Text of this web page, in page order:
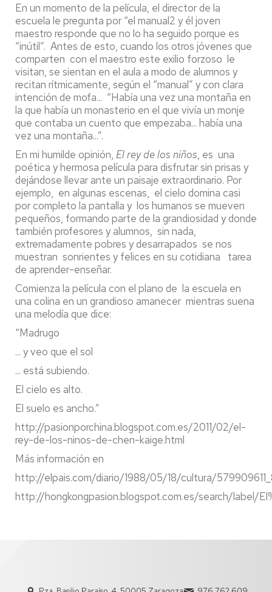
En un momento de la película, el director de la
escuela le pregunta por “el manual2 y él joven
maestro responde que no lo ha seguido porque es
“inútil”. Antes de esto, cuando los otros jóvenes que
comparten con el maestro este exilio forzoso le
visitan, se sientan en el aula a modo de alumnos y
recitan rítmicamente, según el “manual” y con clara
intención de mofa... “Había una vez una montaña en
la que había un monasterio en el que vivía un monje
que contaba un cuento que empezaba... había una
vez una montaña...”.
En mi humilde opinión, El rey de los niños, es una
poética y hermosa película para disfrutar sin prisas y
dejándose llevar ante un paisaje extraordinario. Por
ejemplo, en algunas escenas, el cielo domina casi
por completo la pantalla y los humanos se mueven
pequeños, formando parte de la grandiosidad y donde
también profesores y alumnos, sin nada,
extremadamente pobres y desarrapados se nos
muestran sonrientes y felices en su cotidiana tarea
de aprender-enseñar.
Comienza la película con el plano de la escuela en
una colina en un grandioso amanecer mientras suena
una melodía que dice:
“Madrugo
... y veo que el sol
... está subiendo.
El cielo es alto.
El suelo es ancho.”
http://pasionporchina.blogspot.com.es/2011/02/el-
rey-de-los-ninos-de-chen-kaige.html
Más información en
http://elpais.com/diario/1988/05/18/cultura/
http://hongkongpasion.blogspot.com.es/search/label/